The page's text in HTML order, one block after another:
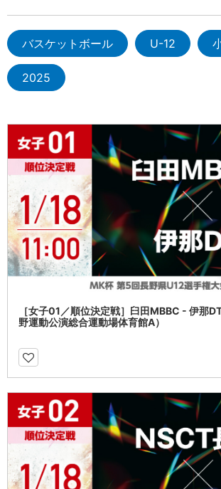
バスケットボール U-12
2025
［女子01／順位決定戦］臼田MBBC - 伊那
野運動公演総合運動場体育館A）